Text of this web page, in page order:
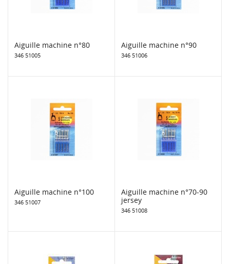
Aiguille machine n°80
346 51005
Aiguille machine n°90
346 51006
Aiguille machine n°100
346 51007
Aiguille machine n°70-90
jersey
346 51008